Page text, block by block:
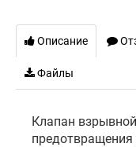
Описание
Файлы
Клапан